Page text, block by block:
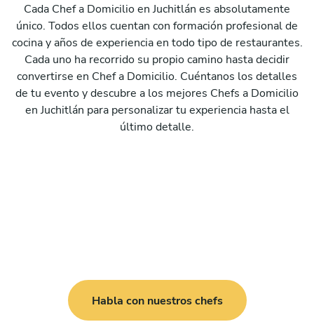
Cada Chef a Domicilio en Juchitlán es absolutamente
único. Todos ellos cuentan con formación profesional de
cocina y años de experiencia en todo tipo de restaurantes.
Cada uno ha recorrido su propio camino hasta decidir
convertirse en Chef a Domicilio. Cuéntanos los detalles
de tu evento y descubre a los mejores Chefs a Domicilio
en Juchitlán para personalizar tu experiencia hasta el
último detalle.
Habla con nuestros chefs